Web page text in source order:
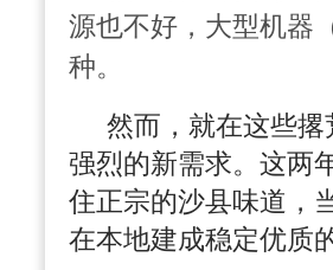
源也不好，大型机器
种。
然而，就在这些
强烈的新需求。这两
住正宗的沙县味道，
在本地建成稳定优质